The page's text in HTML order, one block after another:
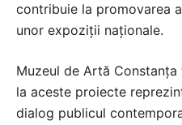
contribuie la promovarea
unor expoziții naționale.
Muzeul de Artă
la aceste proiecte
dialog publicul